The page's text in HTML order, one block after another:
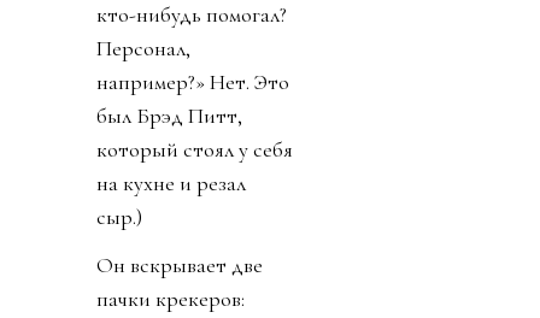
кто-нибудь помогал?
Персонал,
например?» Нет. Это
был Брэд Питт,
который стоял у себя
на кухне и резал
сыр.)
Он вскрывает две
пачки крекеров: